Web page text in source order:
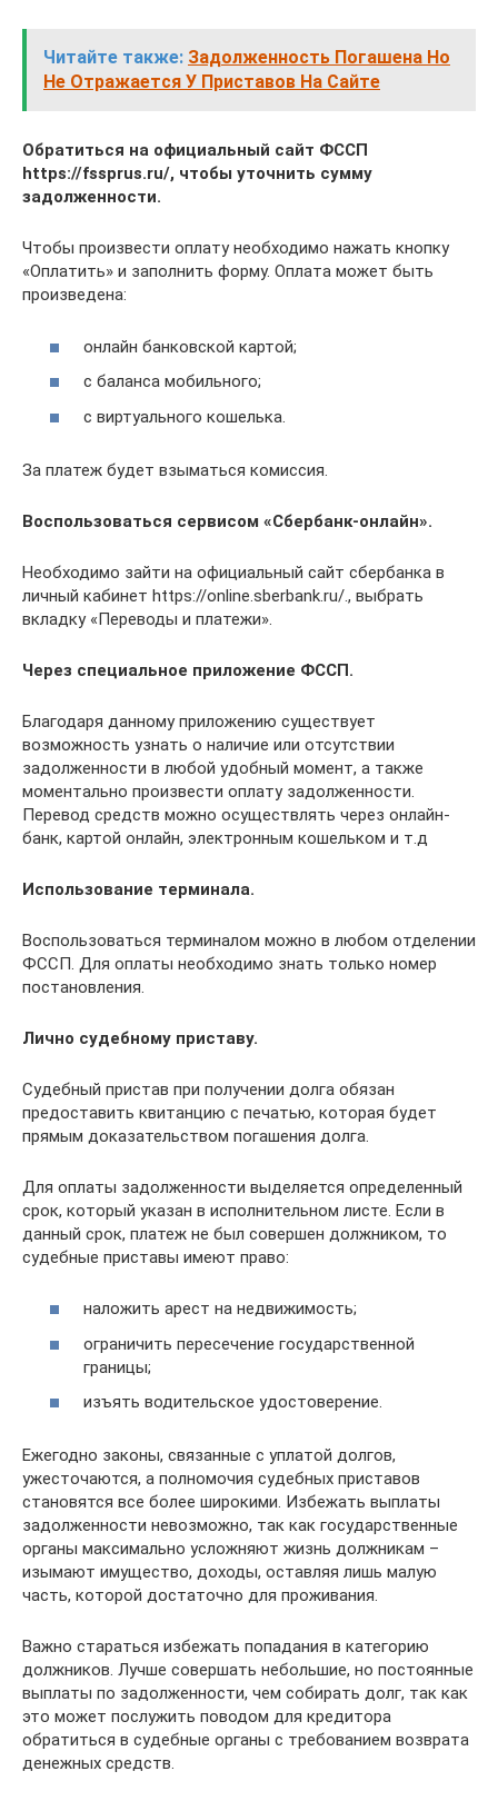
Читайте также: Задолженность Погашена Но
Не Отражается У Приставов На Сайте
Обратиться на официальный сайт ФССП
https://fssprus.ru/, чтобы уточнить сумму
задолженности.
Чтобы произвести оплату необходимо нажать кнопку
«Оплатить» и заполнить форму. Оплата может быть
произведена:
онлайн банковской картой;
с баланса мобильного;
с виртуального кошелька.
За платеж будет взыматься комиссия.
Воспользоваться сервисом «Сбербанк-онлайн».
Необходимо зайти на официальный сайт сбербанка в
личный кабинет https://online.sberbank.ru/., выбрать
вкладку «Переводы и платежи».
Через специальное приложение ФССП.
Благодаря данному приложению существует
возможность узнать о наличие или отсутствии
задолженности в любой удобный момент, а также
моментально произвести оплату задолженности.
Перевод средств можно осуществлять через онлайн-
банк, картой онлайн, электронным кошельком и т.д
Использование терминала.
Воспользоваться терминалом можно в любом отделении
ФССП. Для оплаты необходимо знать только номер
постановления.
Лично судебному приставу.
Судебный пристав при получении долга обязан
предоставить квитанцию с печатью, которая будет
прямым доказательством погашения долга.
Для оплаты задолженности выделяется определенный
срок, который указан в исполнительном листе. Если в
данный срок, платеж не был совершен должником, то
судебные приставы имеют право:
наложить арест на недвижимость;
ограничить пересечение государственной
границы;
изъять водительское удостоверение.
Ежегодно законы, связанные с уплатой долгов,
ужесточаются, а полномочия судебных приставов
становятся все более широкими. Избежать выплаты
задолженности невозможно, так как государственные
органы максимально усложняют жизнь должникам –
изымают имущество, доходы, оставляя лишь малую
часть, которой достаточно для проживания.
Важно стараться избежать попадания в категорию
должников. Лучше совершать небольшие, но постоянные
выплаты по задолженности, чем собирать долг, так как
это может послужить поводом для кредитора
обратиться в судебные органы с требованием возврата
денежных средств.